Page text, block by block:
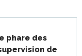
phare des
de